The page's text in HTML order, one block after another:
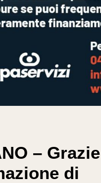
– Grazie
di